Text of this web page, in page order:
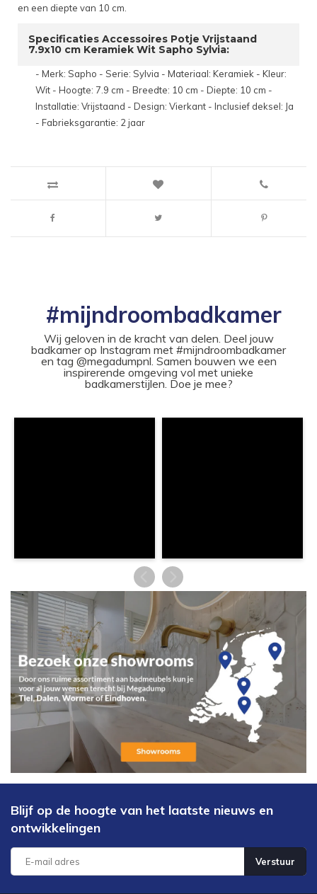
en een diepte van 10 cm.
Specificaties Accessoires Potje Vrijstaand
7.9x10 cm Keramiek Wit Sapho Sylvia:
- Merk: Sapho - Serie: Sylvia - Materiaal: Keramiek - Kleur:
Wit - Hoogte: 7.9 cm - Breedte: 10 cm - Diepte: 10 cm -
Installatie: Vrijstaand - Design: Vierkant - Inclusief deksel: Ja
- Fabrieksgarantie: 2 jaar
#mijndroombadkamer
Wij geloven in de kracht van delen. Deel jouw
badkamer op Instagram met #mijndroombadkamer
en tag @megadumpnl. Samen bouwen we een
inspirerende omgeving vol met unieke
badkamerstijlen. Doe je mee?
Blijf op de hoogte van het laatste nieuws en
ontwikkelingen
Verstuur